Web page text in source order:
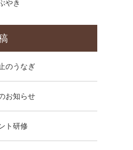
やき
のうなぎ
お知らせ
ト研修